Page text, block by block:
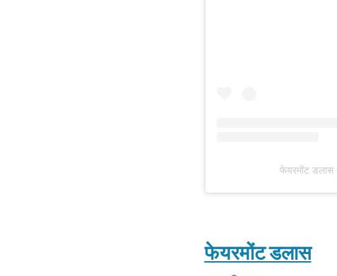
फेयरमोंट डलास
फेयरमोंट डलास